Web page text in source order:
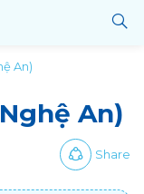
An)
An)
Share